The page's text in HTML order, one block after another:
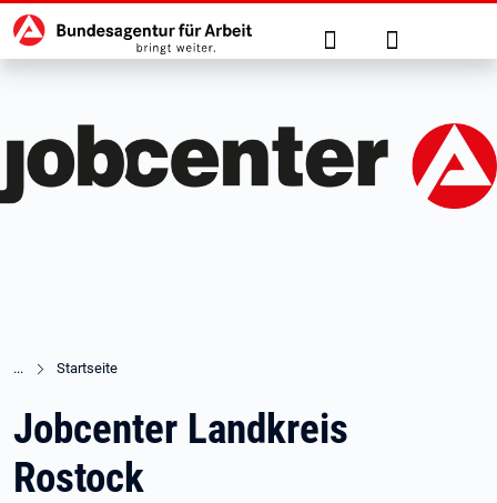
zu den Hauptinhalten springen
Hauptnavigation Suche Anmelden
Startseite
Jobcenter Landkreis
Rostock